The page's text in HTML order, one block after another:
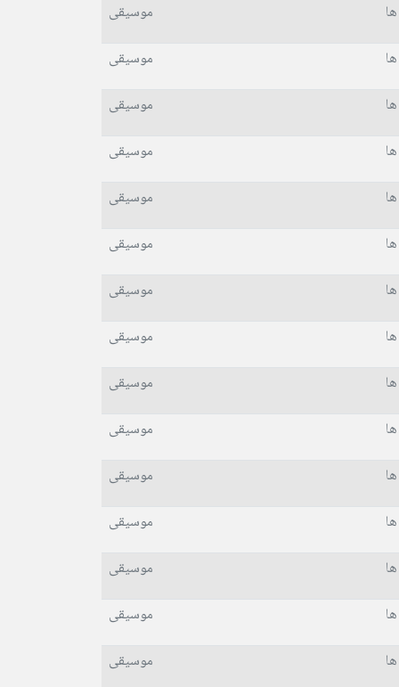
موسیقی
موسیقی
موسیقی
موسیقی
موسیقی
موسیقی
موسیقی
موسیقی
موسیقی
موسیقی
موسیقی
موسیقی
موسیقی
موسیقی
موسیقی